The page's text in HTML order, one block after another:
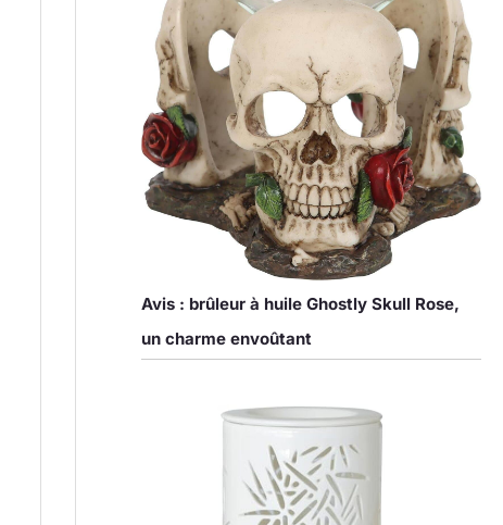
Avis : brûleur à huile Ghostly Skull Rose,
un charme envoûtant